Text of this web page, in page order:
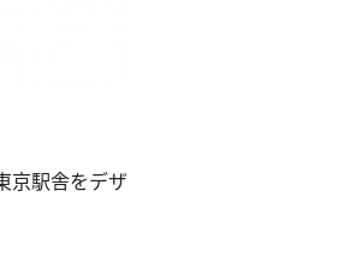
京駅舎をデザ